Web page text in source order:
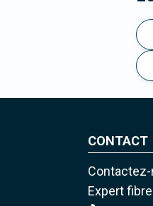
CONTACT
Expert